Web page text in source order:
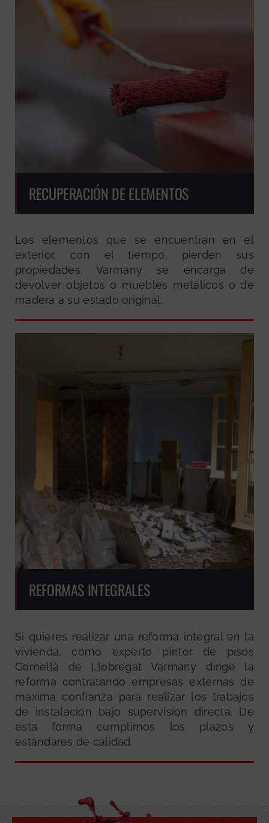
RECUPERACIÓN DE ELEMENTOS
Los elementos que se encuentran en el
exterior, con el tiempo, pierden sus
propiedades. Varmany se encarga de
devolver objetos o muebles metálicos o de
madera a su estado original.
REFORMAS INTEGRALES
Si quieres realizar una reforma integral en la
vivienda, como experto pintor de pisos
Cornellà de Llobregat Varmany dirige la
reforma contratando empresas externas de
máxima confianza para realizar los trabajos
de instalación bajo supervisión directa. De
esta forma cumplimos los plazos y
estándares de calidad.